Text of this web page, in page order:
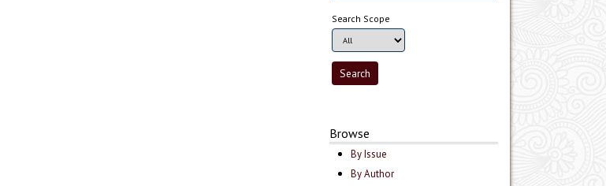
Search Scope
Browse
By Issue
By Author